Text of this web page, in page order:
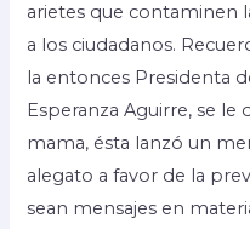
arietes que contaminen
a los ciudadanos.
la entonces Presidenta
Esperanza Aguirre, se
mama, ésta lanzó un
alegato a favor de la
sean mensajes en